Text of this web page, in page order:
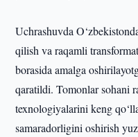
Uchrashuvda
qilish va raqamli
borasida amalga
qaratildi. Tomonlar sohani
texnologiyalarini keng
samaradorligini oshirish